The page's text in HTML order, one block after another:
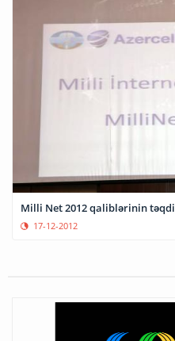
Milli Net 2012 qaliblərinin
17-12-2012